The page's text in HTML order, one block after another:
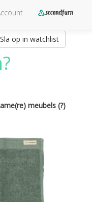
Sla op in watchlist
meubels (?)